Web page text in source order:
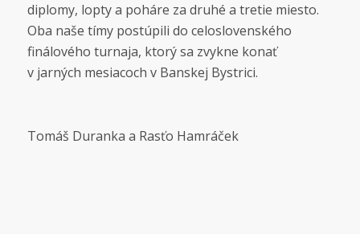
diplomy, lopty a poháre za druhé a tretie miesto.
Oba naše tímy postúpili do celoslovenského
finálového turnaja, ktorý sa zvykne konať
v jarných mesiacoch v Banskej Bystrici.
Tomáš Duranka a Rasťo Hamráček